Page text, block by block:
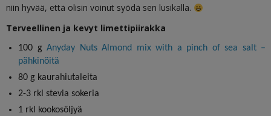
niin hyvää, että olisin voinut syödä sen lusikalla.
Terveellinen ja kevyt limettipiirakka
100 gAnyday Nuts Almond mix with a pinch of sea salt –
pähkinöitä
80 g kaurahiutaleita
2-3 rkl stevia sokeria
1 rkl kookosöljyä